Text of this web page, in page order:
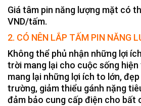
Giá tâm pin năng lượng mặt có
VND/tấm.
2. CÓ NÊN LẮP TẤM PIN NĂNG
Không thể phủ nhận những lợi
trời mang lại cho cuộc sống hiện
mang lại những lợi ích to lớn,
trường, giảm thiểu gánh nặng
đảm bảo cung cấp điện cho bất